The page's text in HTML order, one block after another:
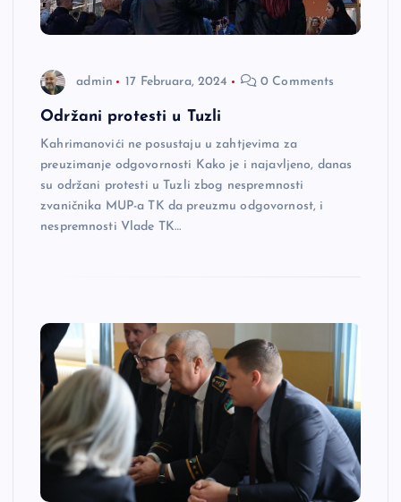
admin 17 Februara, 2024 0 Comments
Održani protesti u Tuzli
Kahrimanovići ne posustaju u zahtjevima za
preuzimanje odgovornosti Kako je i najavljeno, danas
su održani protesti u Tuzli zbog nespremnosti
zvaničnika MUP-a TK da preuzmu odgovornost, i
nespremnosti Vlade TK…